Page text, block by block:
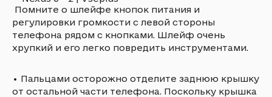
Помните о шлейфе кнопок питания и
регулировки громкости с левой стороны
телефона рядом с кнопками. Шлейф очень
хрупкий и его легко повредить инструментами.
• Пальцами осторожно отделите заднюю крышку
от остальной части телефона. Поскольку крышка